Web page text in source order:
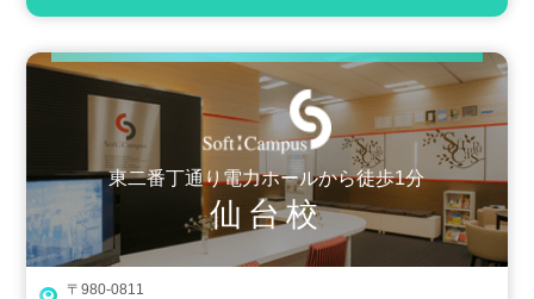
東二番丁通り電力ホールから徒歩1分
仙台校
〒980-0811